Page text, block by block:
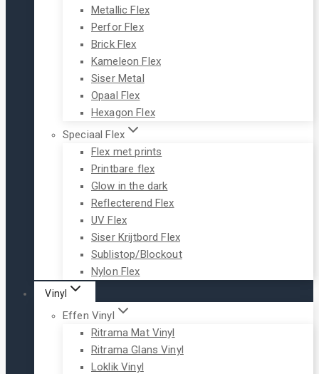
Metallic Flex
Perfor Flex
Brick Flex
Kameleon Flex
Siser Metal
Opaal Flex
Hexagon Flex
Speciaal Flex
Flex met prints
Printbare flex
Glow in the dark
Reflecterend Flex
UV Flex
Siser Krijtbord Flex
Sublistop/Blockout
Nylon Flex
Vinyl
Effen Vinyl
Ritrama Mat Vinyl
Ritrama Glans Vinyl
Loklik Vinyl